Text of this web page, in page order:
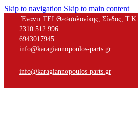
Skip to navigation Skip to main content
Έναντι ΤΕΙ Θεσσαλονίκης, Σίνδος,
2310 512 996
6943017945
info@karagiannopoulos-parts.gr
info@karagiannopoulos-parts.gr